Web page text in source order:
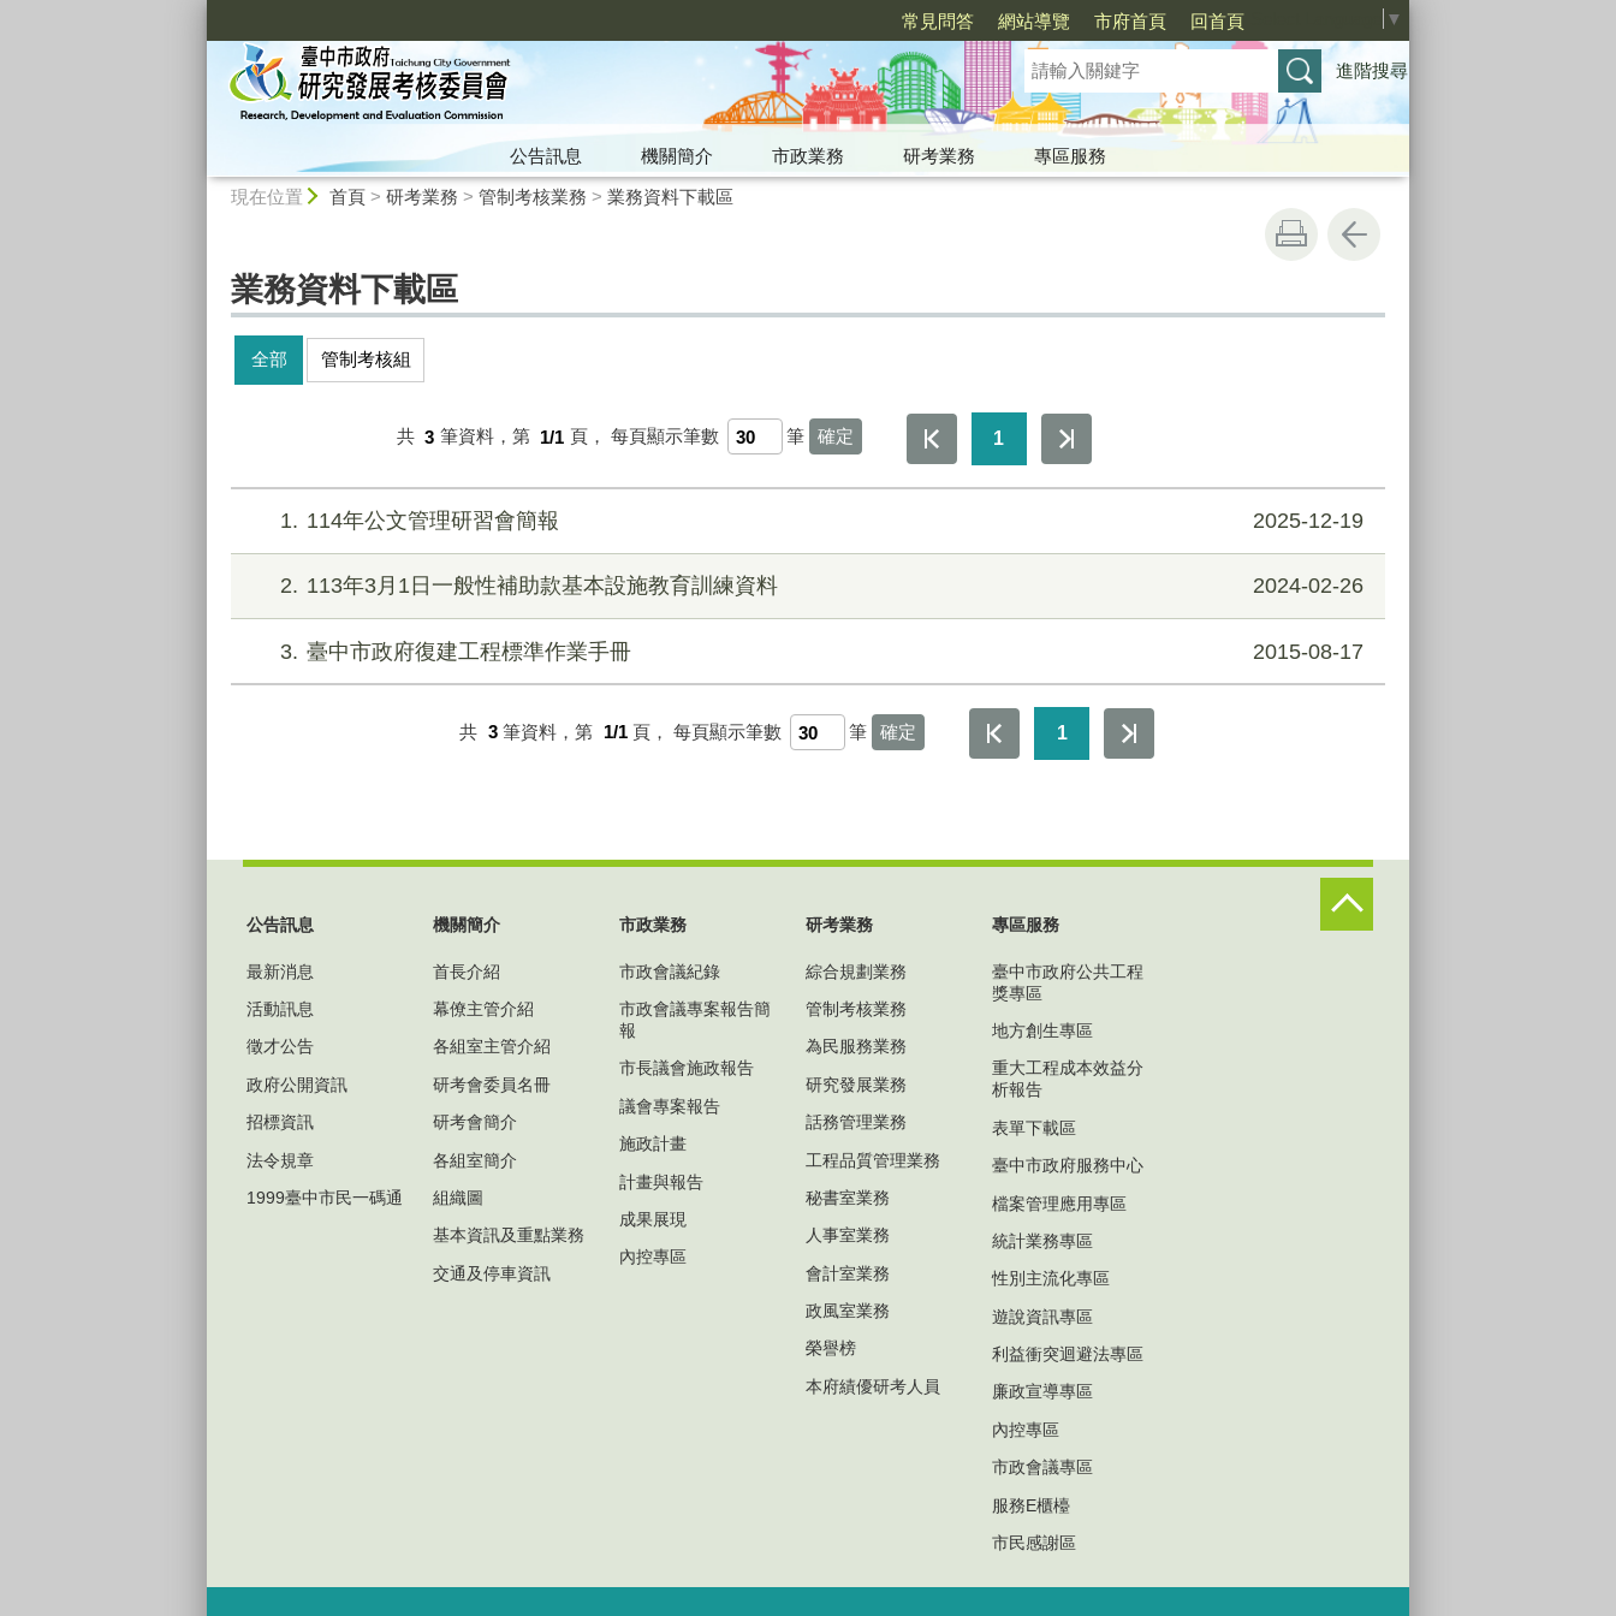
常見問答 網站導覽 市府首頁 回首頁 ▼
進階搜尋
公告訊息 機關簡介 市政業務 研考業務
專區服務
現在位置 首頁> 研考業務 > 管制考核業務 > 業務資料下載區
業務資料下載區
全部 管制考核組
共 3 筆資料，第 1/1 頁， 每頁顯示筆數 筆 1
1 114年公文管理研習會簡報 2025-12-19
2 113年3月1日一般性補助款基本設施教育訓練資料 2024-02-26
3 臺中市政府復建工程標準作業手冊 2015-08-17
共 3 筆資料，第 1/1 頁， 每頁顯示筆數 筆 1
公告訊息
最新消息
活動訊息
徵才公告
政府公開資訊
招標資訊
法令規章
1999臺中市民一碼通
機關簡介
首長介紹
幕僚主管介紹
各組室主管介紹
研考會委員名冊
研考會簡介
各組室簡介
組織圖
基本資訊及重點業務
交通及停車資訊
市政業務
市政會議紀錄
市政會議專案報告簡
報
市長議會施政報告
議會專案報告
施政計畫
計畫與報告
成果展現
內控專區
研考業務
綜合規劃業務
管制考核業務
為民服務業務
研究發展業務
話務管理業務
工程品質管理業務
秘書室業務
人事室業務
會計室業務
政風室業務
榮譽榜
本府績優研考人員
專區服務
臺中市政府公共工程
獎專區
地方創生專區
重大工程成本效益分
析報告
表單下載區
臺中市政府服務中心
檔案管理應用專區
統計業務專區
性別主流化專區
遊說資訊專區
利益衝突迴避法專區
廉政宣導專區
內控專區
市政會議專區
服務E櫃檯
市民感謝區